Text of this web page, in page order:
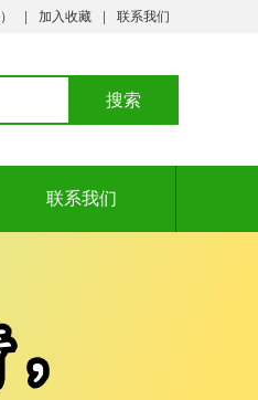
） 加入收藏 联系我们
联系我们